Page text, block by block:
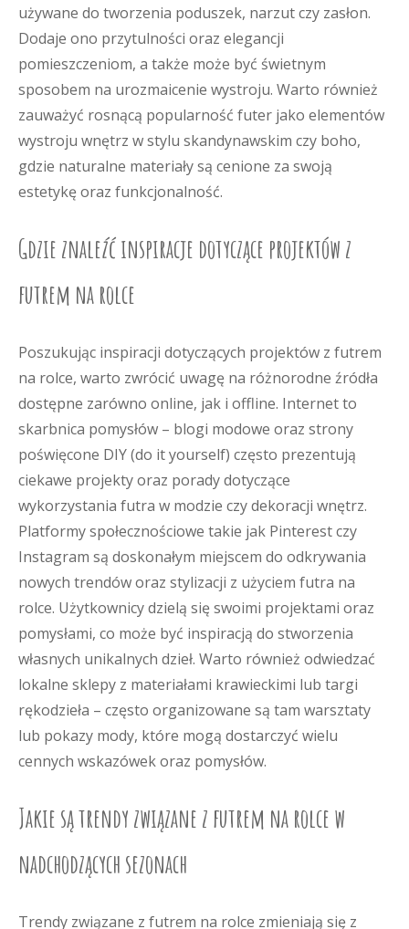
używane do tworzenia poduszek, narzut czy zasłon.
Dodaje ono przytulności oraz elegancji
pomieszczeniom, a także może być świetnym
sposobem na urozmaicenie wystroju. Warto również
zauważyć rosnącą popularność futer jako elementów
wystroju wnętrz w stylu skandynawskim czy boho,
gdzie naturalne materiały są cenione za swoją
estetykę oraz funkcjonalność.
Gdzie znaleźć inspiracje dotyczące projektów z
futrem na rolce
Poszukując inspiracji dotyczących projektów z futrem
na rolce, warto zwrócić uwagę na różnorodne źródła
dostępne zarówno online, jak i offline. Internet to
skarbnica pomysłów – blogi modowe oraz strony
poświęcone DIY (do it yourself) często prezentują
ciekawe projekty oraz porady dotyczące
wykorzystania futra w modzie czy dekoracji wnętrz.
Platformy społecznościowe takie jak Pinterest czy
Instagram są doskonałym miejscem do odkrywania
nowych trendów oraz stylizacji z użyciem futra na
rolce. Użytkownicy dzielą się swoimi projektami oraz
pomysłami, co może być inspiracją do stworzenia
własnych unikalnych dzieł. Warto również odwiedzać
lokalne sklepy z materiałami krawieckimi lub targi
rękodzieła – często organizowane są tam warsztaty
lub pokazy mody, które mogą dostarczyć wielu
cennych wskazówek oraz pomysłów.
Jakie są trendy związane z futrem na rolce w
nadchodzących sezonach
Trendy związane z futrem na rolce zmieniają się z